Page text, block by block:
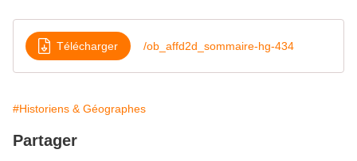
Télécharger /ob_affd2d_sommaire-hg-434
#Historiens & Géographes
Partager